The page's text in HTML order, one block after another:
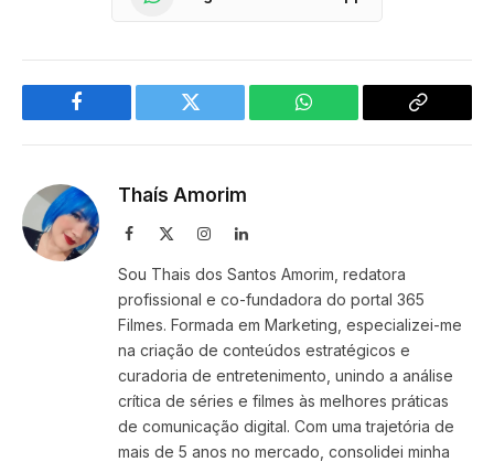
Facebook Twitter WhatsApp
Copy
Thaís Amorim
Facebook InstagramLinkedIn
Sou Thais dos Santos Amorim, redatora
profissional e co-fundadora do portal 365
Filmes. Formada em Marketing, especializei-me
na criação de conteúdos estratégicos e
curadoria de entretenimento, unindo a análise
crítica de séries e filmes às melhores práticas
de comunicação digital. Com uma trajetória de
mais de 5 anos no mercado, consolidei minha